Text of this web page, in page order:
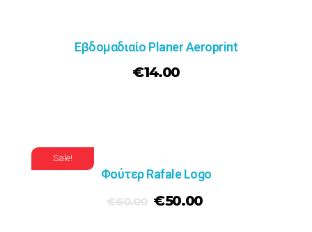
Εβδομαδιαίο Planer Aeroprint
€14.00
Sale!
Φούτερ Rafale Logo
€60.00 €50.00